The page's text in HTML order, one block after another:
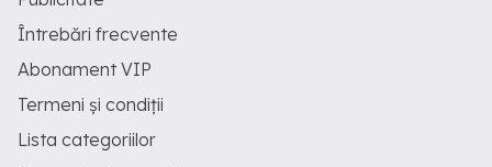
Întrebări frecvente
Abonament VIP
Termeni și condiții
Lista categoriilor